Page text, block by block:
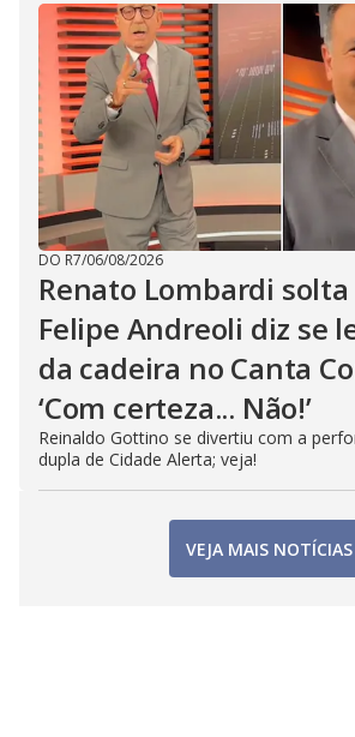
DO R7/06/08/2026
Renato Lombardi solta
Felipe Andreoli diz se
da cadeira no Canta
‘Com certeza... Não!’
Reinaldo Gottino se divertiu com a
dupla de Cidade Alerta; veja!
VEJA MAIS NOTÍCIAS